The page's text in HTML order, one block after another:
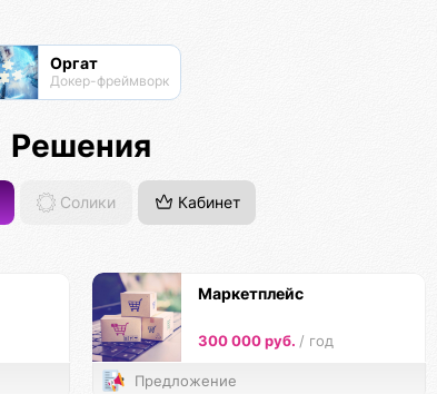
Оргат
Докер-фреймворк
Решения
Солики Кабинет
Маркетплейс
300 000 руб. / год
Предложение